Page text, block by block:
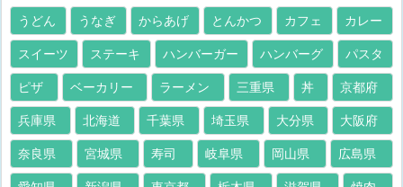
うどん うなぎ からあげ とんかつ カフェ カレー
スイーツ ステーキ ハンバーガー ハンバーグ パスタ
ピザ ベーカリー ラーメン 三重県 丼 京都府
兵庫県 北海道 千葉県 埼玉県 大分県 大阪府
奈良県 宮城県 寿司 岐阜県 岡山県 広島県